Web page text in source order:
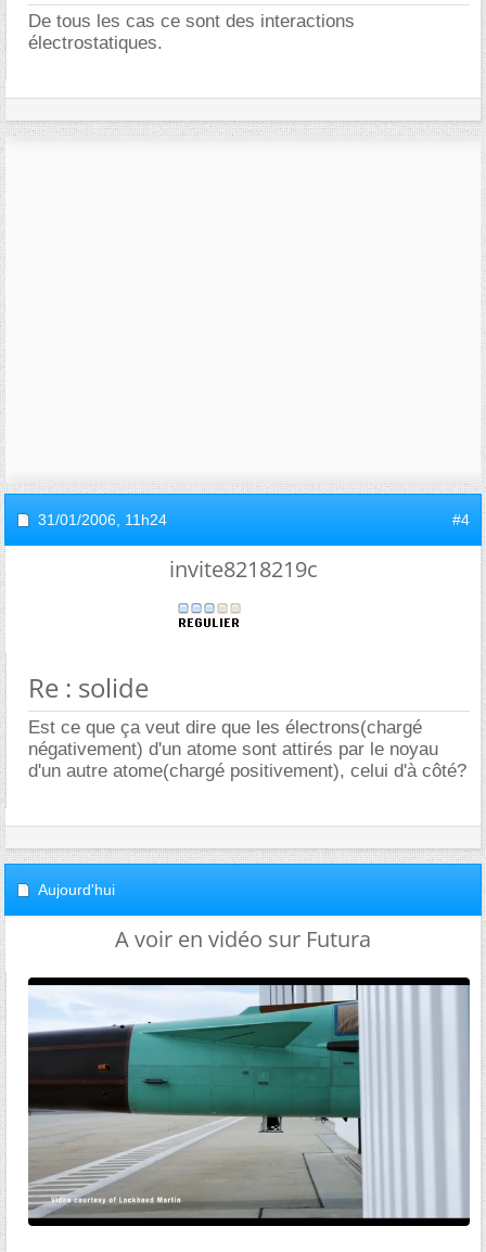
De tous les cas ce sont des interactions
électrostatiques.
31/01/2006, 11h24 #4
invite8218219c
Re : solide
Est ce que ça veut dire que les électrons(chargé
négativement) d'un atome sont attirés par le noyau
d'un autre atome(chargé positivement), celui d'à côté?
Aujourd'hui
A voir en vidéo sur Futura